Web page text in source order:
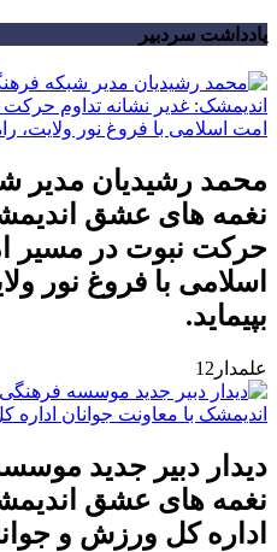
یادداشت سردبیر
محمد رشیدیان مدیر
نغمه های عشق
حرکت نبوت در مسیر
اسلامی با فروغ نور
بپیماید.
علمدار12
دیدار دبیر جدید
نغمه های عشق
اداره کل ورزش و